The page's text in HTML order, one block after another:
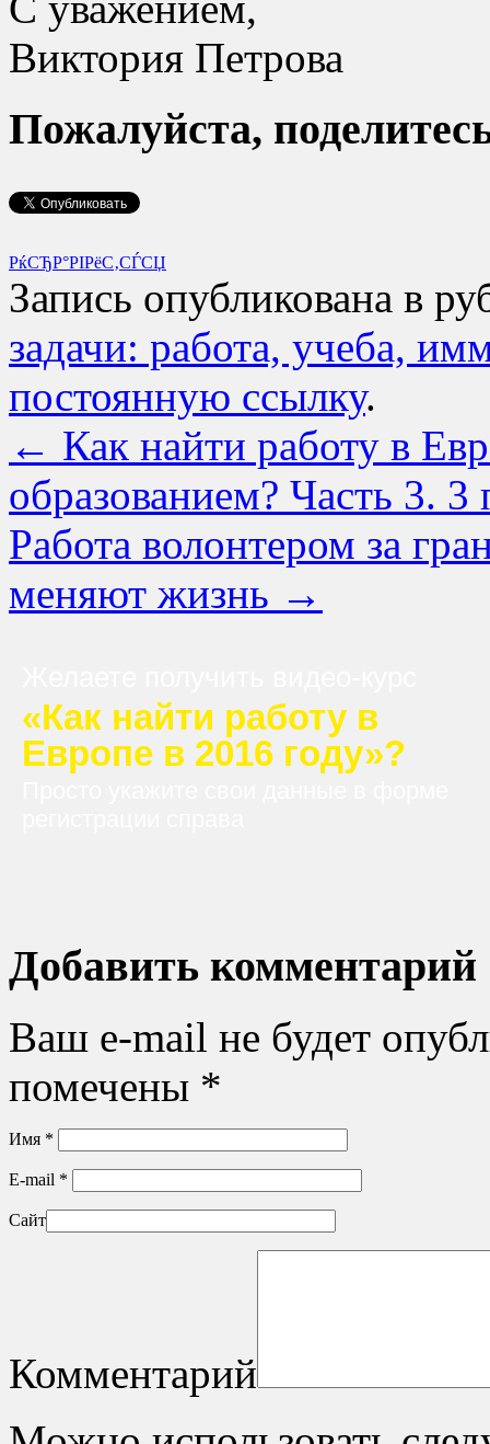
Виктория Петрова
Пожалуйста,
РќСЂР°РІРёС‚СЃСЏ
Запись опубликована в
задачи: работа, учеба,
постоянную ссылку.
← Как найти работу в
образованием? Часть 3. 3
Работа волонтером за
меняют жизнь →
«Как найти работу в
Европе в 2016 году»?
Добавить комментарий
Ваш e-mail не будет
помечены *
Имя *
E-mail *
Сайт
Комментарий